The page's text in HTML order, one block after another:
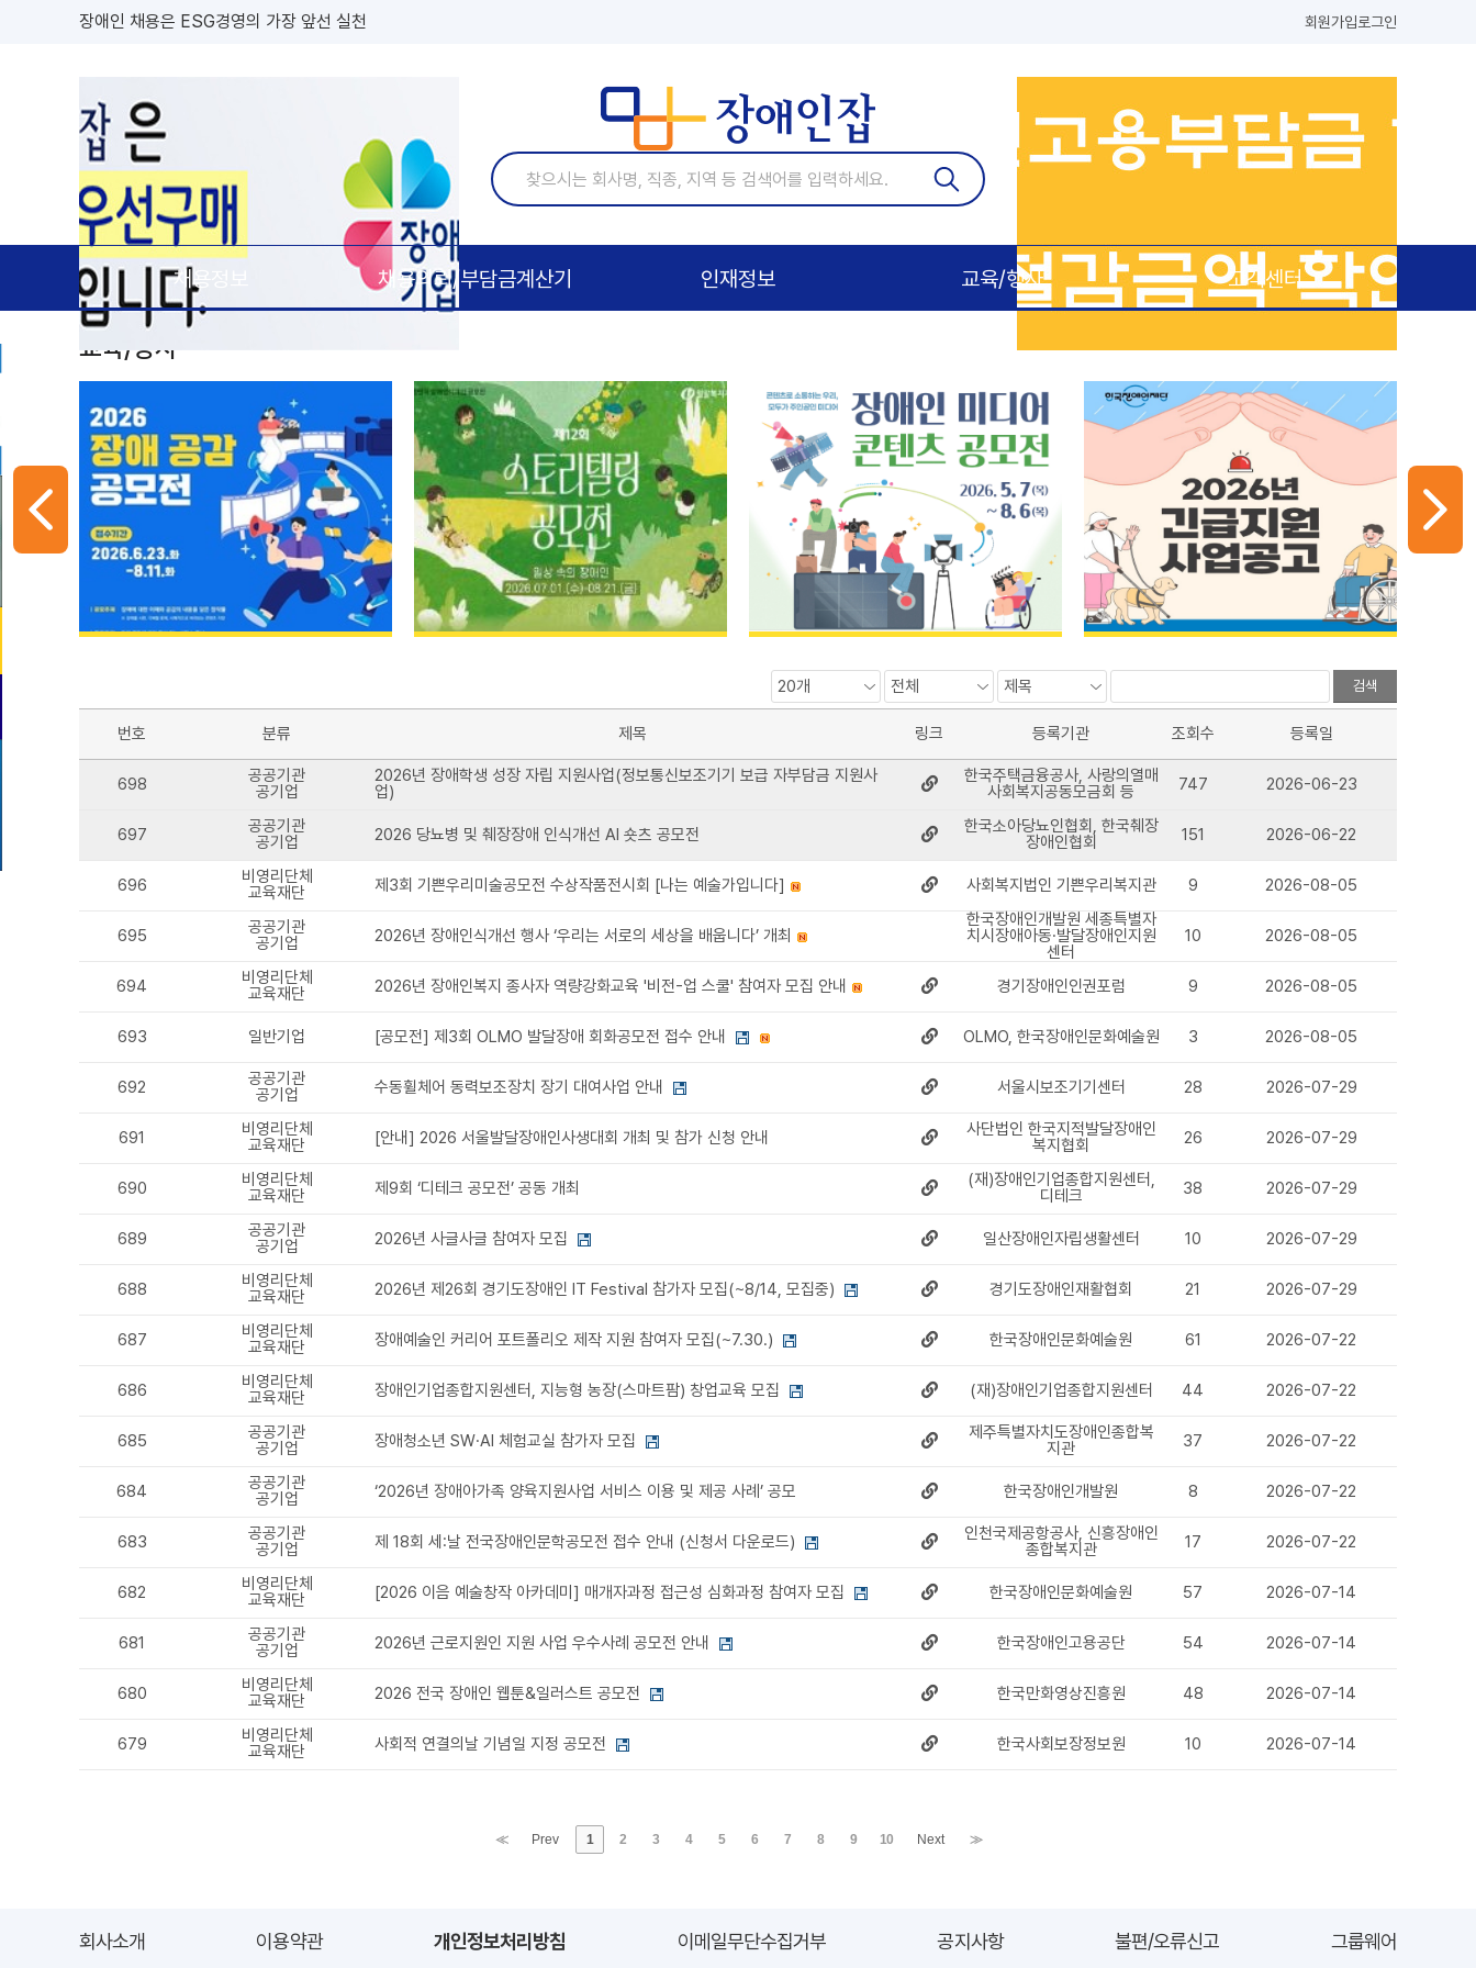
장애인 채용은 ESG경영의 가장 앞선 실천
장애인잡은 공공기관 우선구매 대상기업(장애인,창업,중소 기업)
회원가입로그인
채용정보 채용의뢰/부담금계산기 인재정보 교육/행사 고객센터
교육/행사
검색
번호 분류 제목 링크 등록기관 조회수 등록일
698
공공기관
공기업
2026년 장애학생 성장 자립 지원사업(정보통신보조기기 보급 자부담금 지원사
업)
한국주택금융공사, 사랑의열매
사회복지공동모금회 등
747 2026-06-23
697
공공기관
공기업
2026 당뇨병 및 췌장장애 인식개선 AI 숏츠 공모전
한국소아당뇨인협회, 한국췌장
장애인협회
151 2026-06-22
696
비영리단체
교육재단
제3회 기쁜우리미술공모전 수상작품전시회 [나는 예술가입니다] 사회복지법인 기쁜우리복지관 9 2026-08-05
695
공공기관
공기업
2026년 장애인식개선 행사 ‘우리는 서로의 세상을 배웁니다’ 개최
한국장애인개발원 세종특별자
치시장애아동·발달장애인지원
센터
10 2026-08-05
694
비영리단체
교육재단
2026년 장애인복지 종사자 역량강화교육 '비전-업 스쿨' 참여자 모집 안내 경기장애인인권포럼 9 2026-08-05
693 일반기업 [공모전] 제3회 OLMO 발달장애 회화공모전 접수 안내 OLMO, 한국장애인문화예술원 3 2026-08-05
692
공공기관
공기업
수동휠체어 동력보조장치 장기 대여사업 안내 서울시보조기기센터 28 2026-07-29
691
비영리단체
교육재단
[안내] 2026 서울발달장애인사생대회 개최 및 참가 신청 안내
사단법인 한국지적발달장애인
복지협회
26 2026-07-29
690
비영리단체
교육재단
제9회 ‘디테크 공모전’ 공동 개최
(재)장애인기업종합지원센터,
디테크
38 2026-07-29
689
공공기관
공기업
2026년 사글사글 참여자 모집 일산장애인자립생활센터 10 2026-07-29
688
비영리단체
교육재단
2026년 제26회 경기도장애인 IT Festival 참가자 모집(~8/14, 모집중) 경기도장애인재활협회 21 2026-07-29
687
비영리단체
교육재단
장애예술인 커리어 포트폴리오 제작 지원 참여자 모집(~7.30.) 한국장애인문화예술원 61 2026-07-22
686
비영리단체
교육재단
장애인기업종합지원센터, 지능형 농장(스마트팜) 창업교육 모집 (재)장애인기업종합지원센터 44 2026-07-22
685
공공기관
공기업
장애청소년 SW·AI 체험교실 참가자 모집
제주특별자치도장애인종합복
지관
37 2026-07-22
684
공공기관
공기업
‘2026년 장애아가족 양육지원사업 서비스 이용 및 제공 사례’ 공모 한국장애인개발원 8 2026-07-22
683
공공기관
공기업
제 18회 세:날 전국장애인문학공모전 접수 안내 (신청서 다운로드)
인천국제공항공사, 신흥장애인
종합복지관
17 2026-07-22
682
비영리단체
교육재단
[2026 이음 예술창작 아카데미] 매개자과정 접근성 심화과정 참여자 모집 한국장애인문화예술원 57 2026-07-14
681
공공기관
공기업
2026년 근로지원인 지원 사업 우수사례 공모전 안내 한국장애인고용공단 54 2026-07-14
680
비영리단체
교육재단
2026 전국 장애인 웹툰&일러스트 공모전 한국만화영상진흥원 48 2026-07-14
679
비영리단체
교육재단
사회적 연결의날 기념일 지정 공모전 한국사회보장정보원 10 2026-07-14
≪ Prev 1 2 3 4 5 6 7 8 9 10 Next ≫
회사소개 이용약관 개인정보처리방침 이메일무단수집거부 공지사항 불편/오류신고 그룹웨어